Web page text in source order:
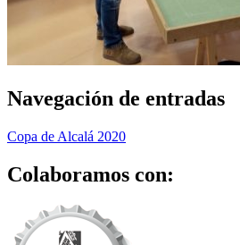
Navegación de entradas
Copa de Alcalá 2020
Colaboramos con: